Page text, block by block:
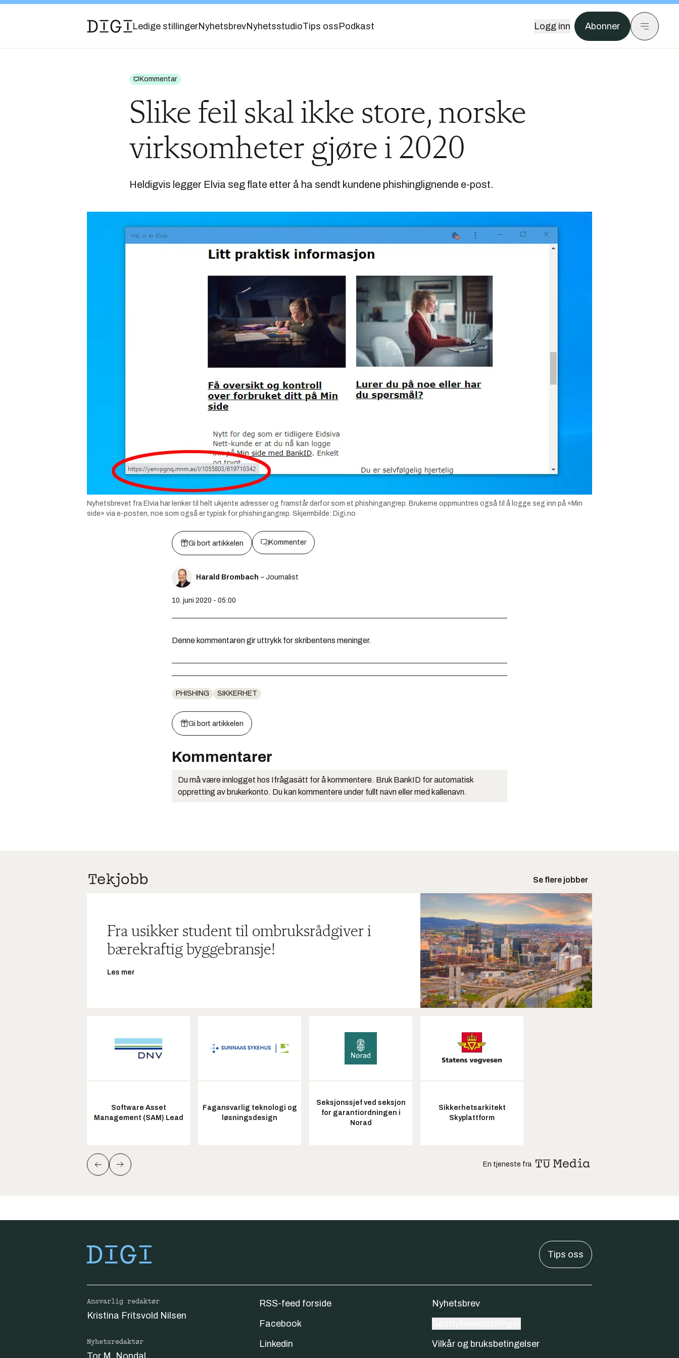
Ledige stillingerNyhetsbrevNyhetsstudioTips oss Podkast Logg inn Abonner
Kommentar
Slike feil skal ikke store, norske
virksomheter gjøre i 2020
Heldigvis legger Elvia seg flate etter å ha sendt kundene phishinglignende e-post.
Nyhetsbrevet fra Elvia har lenker til helt ukjente adresser og framstår derfor som et phishingangrep. Brukerne oppmuntres også til å logge seg inn på «Min
side» via e-posten, noe som også er typisk for phishingangrep. Skjermbilde: Digi.no
Gi bort artikkelen Kommenter
Harald Brombach – Journalist
10. juni 2020 - 05:00
Denne kommentaren gir uttrykk for skribentens meninger.
PHISHING SIKKERHET
Gi bort artikkelen
Kommentarer
Du må være innlogget hos Ifrågasätt for å kommentere. Bruk BankID for automatisk
oppretting av brukerkonto. Du kan kommentere under fullt navn eller med kallenavn.
Se flere jobber
Fra usikker student til ombruksrådgiver i
bærekraftig byggebransje!
Les mer
Software Asset
Management (SAM) Lead
Fagansvarlig teknologi og
løsningsdesign
Seksjonssjef ved seksjon
for garantiordningen i
Norad
Sikkerhetsarkitekt
Skyplattform
En tjeneste fra
Tips oss
Ansvarlig redaktør
Kristina Fritsvold Nilsen
Nyhetsredaktør
Tor M. Nondal
RSS-feed forside
Facebook
Linkedin
Nyhetsbrev
Vilkår og bruksbetingelser